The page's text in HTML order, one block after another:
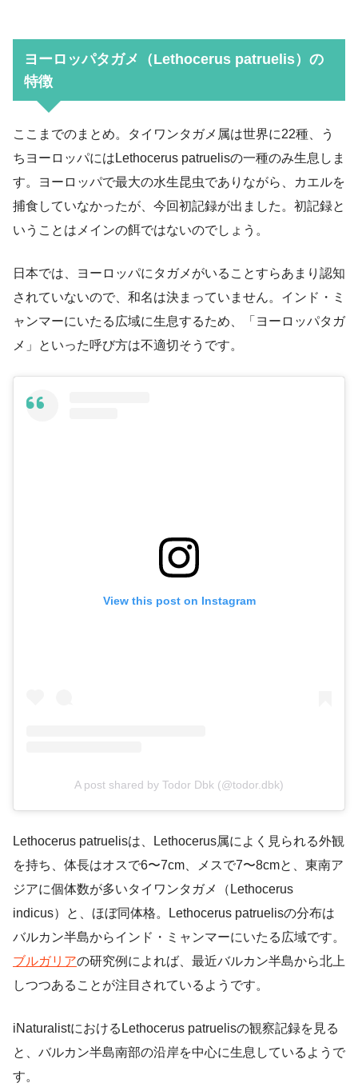
ヨーロッパタガメ（Lethocerus patruelis）の
特徴
ここまでのまとめ。タイワンタガメ属は世界に22種、う
ちヨーロッパにはLethocerus patruelisの一種のみ生息しま
す。ヨーロッパで最大の水生昆虫でありながら、カエルを
捕食していなかったが、今回初記録が出ました。初記録と
いうことはメインの餌ではないのでしょう。
日本では、ヨーロッパにタガメがいることすらあまり認知
されていないので、和名は決まっていません。インド・ミ
ャンマーにいたる広域に生息するため、「ヨーロッパタガ
メ」といった呼び方は不適切そうです。
View this post on Instagram
A post shared by Todor Dbk (@todor.dbk)
Lethocerus patruelisは、
Lethocerus属によく見られる外観
を持ち、体長はオスで6〜7cm、メスで7〜8cmと、東南ア
ジアに個体数が多いタイワンタガメ（Lethocerus
indicus）と、ほぼ同体格。
Lethocerus patruelisの分布は
バルカン半島からインド・ミャンマーにいたる広域です。
ブルガリアの研究例によれば、最近バルカン半島から北上
しつつあることが注目されているようです。
iNaturalistにおけるLethocerus patruelisの観察記録を見る
と、バルカン半島南部の沿岸を中心に生息しているようで
す。